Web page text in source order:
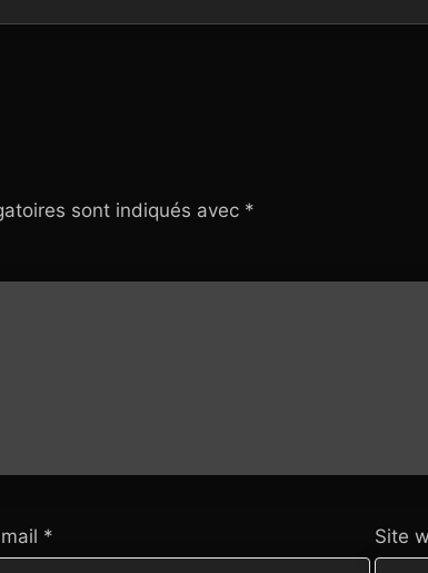
sont indiqués avec *
* Site